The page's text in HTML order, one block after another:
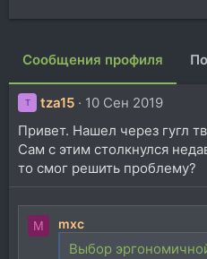
Сообщения профиля
T tza15
10 Сен 2019
Привет. Нашел через гугл
Сам с этим столкнулся
то смог решить проблему?
M mxc
Выбор